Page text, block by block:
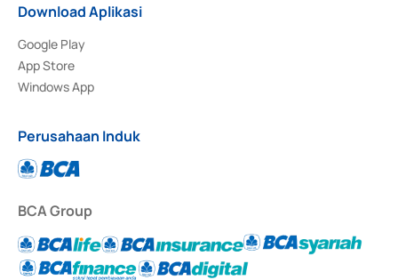
Download Aplikasi
Google Play
App Store
Windows App
Perusahaan Induk
BCA Group